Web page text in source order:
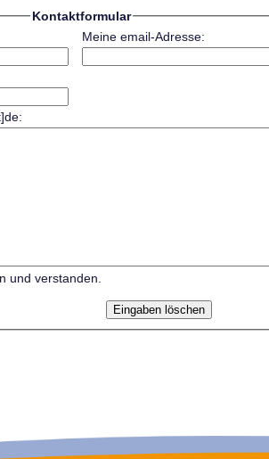
Kontaktformular
Meine email-Adresse:
und verstanden.